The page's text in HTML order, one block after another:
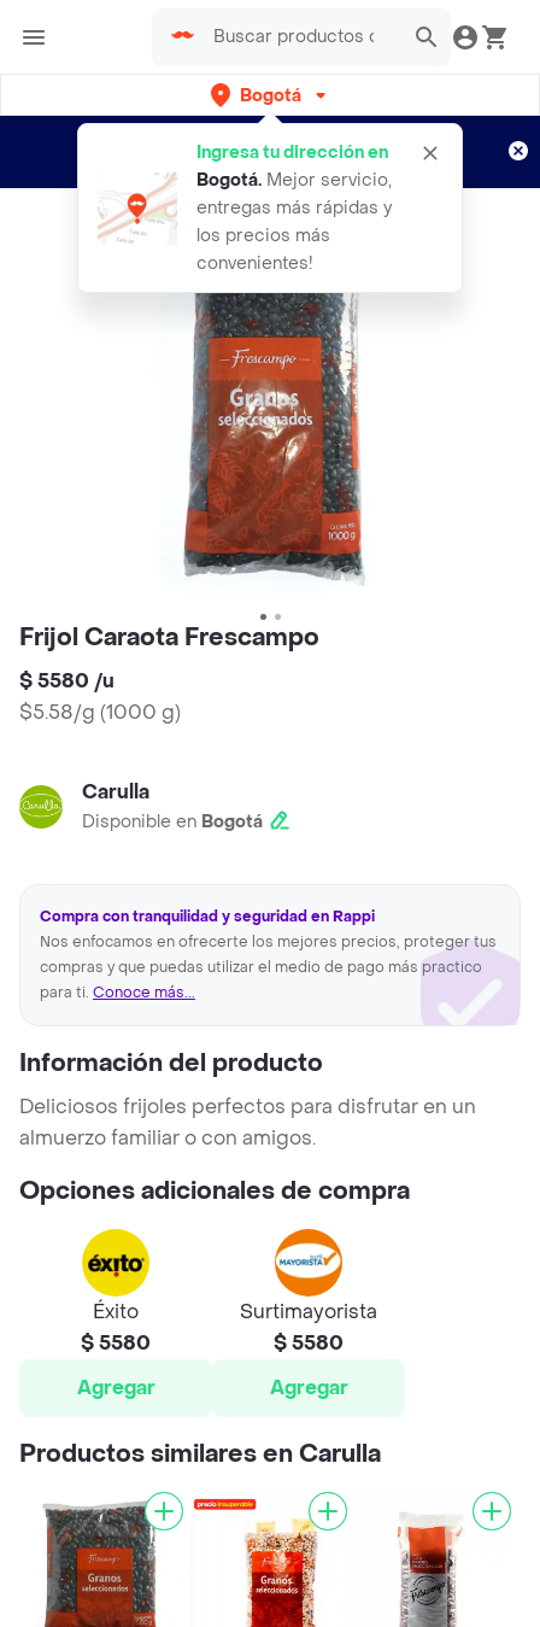
Bogotá
Ingresa tu dirección en
Bogotá. Mejor servicio,
entregas más rápidas y
los precios más
convenientes!
envíos gratis por semanas
Aplican TyC
Frijol Caraota Frescampo
$ 5580 /u
$5.58/g (1000 g)
Carulla
Disponible en Bogotá
Compra con tranquilidad y seguridad en Rappi
Nos enfocamos en ofrecerte los mejores precios, proteger tus
compras y que puedas utilizar el medio de pago más practico
para ti. Conoce más...
Información del producto
Deliciosos frijoles perfectos para disfrutar en un
almuerzo familiar o con amigos.
Opciones adicionales de compra
Éxito
$ 5580
Agregar
Surtimayorista
$ 5580
Agregar
Productos similares en Carulla